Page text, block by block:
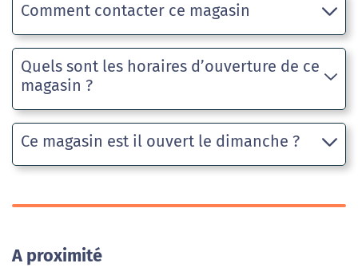
Comment contacter ce magasin
Quels sont les horaires d’ouverture de ce
magasin ?
Ce magasin est il ouvert le dimanche ?
A proximité